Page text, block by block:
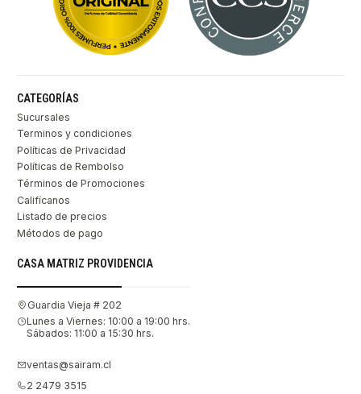
CATEGORÍAS
Sucursales
Terminos y condiciones
Políticas de Privacidad
Políticas de Rembolso
Términos de Promociones
Califícanos
Listado de precios
Métodos de pago
CASA MATRIZ PROVIDENCIA
Guardia Vieja # 202
Lunes a Viernes: 10:00 a 19:00 hrs.
Sábados: 11:00 a 15:30 hrs.
ventas@sairam.cl
2 2479 3515